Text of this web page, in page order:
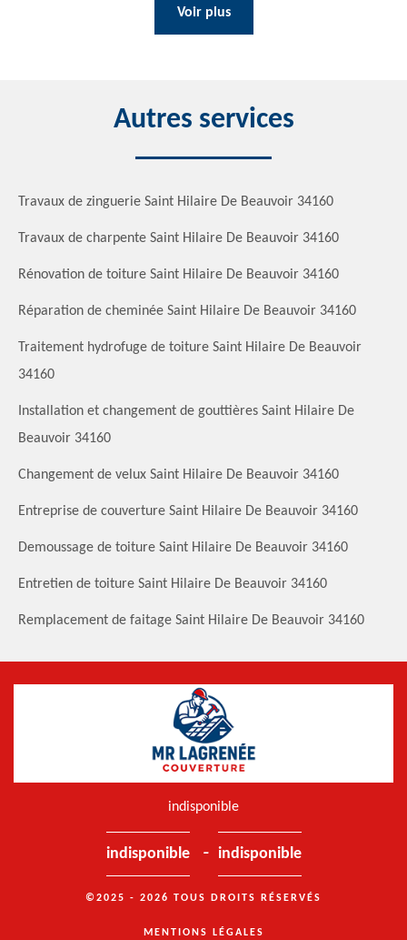
Voir plus
Autres services
Travaux de zinguerie Saint Hilaire De Beauvoir 34160
Travaux de charpente Saint Hilaire De Beauvoir 34160
Rénovation de toiture Saint Hilaire De Beauvoir 34160
Réparation de cheminée Saint Hilaire De Beauvoir 34160
Traitement hydrofuge de toiture Saint Hilaire De Beauvoir
34160
Installation et changement de gouttières Saint Hilaire De
Beauvoir 34160
Changement de velux Saint Hilaire De Beauvoir 34160
Entreprise de couverture Saint Hilaire De Beauvoir 34160
Demoussage de toiture Saint Hilaire De Beauvoir 34160
Entretien de toiture Saint Hilaire De Beauvoir 34160
Remplacement de faitage Saint Hilaire De Beauvoir 34160
indisponible
indisponible - indisponible
©2025 - 2026 TOUS DROITS RÉSERVÉS
MENTIONS LÉGALES